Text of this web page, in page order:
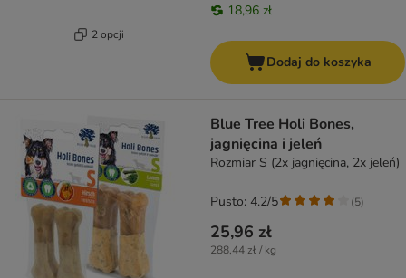
2 opcji
18,96 zł
Dodaj do koszyka
Blue Tree Holi Bones,
jagnięcina i jeleń
Rozmiar S (2x jagnięcina, 2x jeleń)
25,96 zł
288,44 zł / kg
Pusto: 4.2/5 (5)